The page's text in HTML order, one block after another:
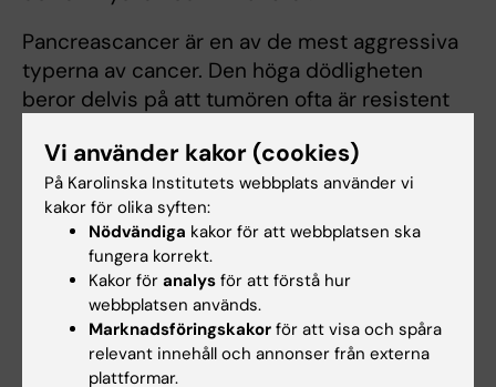
Pancreascancer är en av de mest aggressiva
typerna av cancer. Den höga dödligheten
beror delvis på att tumören ofta är resistent
Runt tumören bildas ett tjockt lager av
aktiverade fibroblaster, som kan förhindra
kemoterapi och egna immunceller från att nå
fram för att döda tumörcellerna. Fibroblaster
har visats stödja tumörcellers tillväxt, men
mindre är känt om hur fibroblaster i tumörer
påverkar immunceller, som T-celler och MAIT-
celler, och hur deras aktivitet regleras.
Vi använder kakor (cookies)
På Karolinska Institutets webbplats använder vi
kakor för olika syften:
Nödvändiga kakor för att webbplatsen ska
fungera korrekt.
Kakor för analys för att förstå hur
webbplatsen används.
Marknadsföringskakor för att visa och spåra
relevant innehåll och annonser från externa
plattformar.